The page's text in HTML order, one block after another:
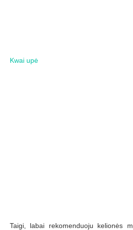
Taigi, labai rekomenduoju kelionės